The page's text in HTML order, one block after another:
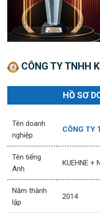
CÔNG TY TNHH
HỒ SƠ
Tên doanh
nghiệp
CÔNG TY
Tên tiếng
Anh
KUEHNE +
Năm thành
lập
2014